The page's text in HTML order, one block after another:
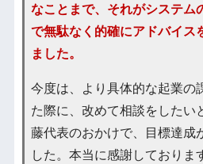
なことまで、それがシステム
で無駄なく的確にアドバイス
ました。
今度は、より具体的な起業の
た際に、改めて相談をしたい
藤代表のおかけで、目標達成
した。本当に感謝しておりま